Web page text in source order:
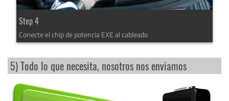
Step 4
Conecte el chip de potencia EXE al cableado
5) Todo lo que necesita, nosotros nos enviamos